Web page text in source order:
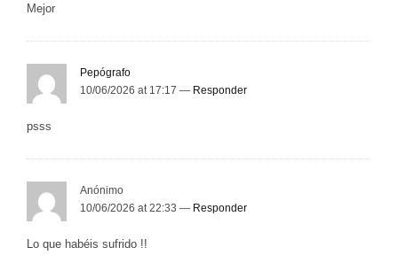
Mejor
Pepógrafo
10/06/2026 at 17:17 — Responder
psss
Anónimo
10/06/2026 at 22:33 — Responder
Lo que habéis sufrido !!